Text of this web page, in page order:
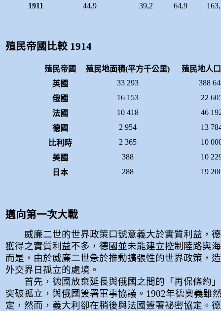
1911 44,9 39,2 64,9
殖民帝國比較 1914
殖民帝國 殖民地面積(平方千公里)
殖民地人
英國
33 293
388
俄國
16 153
22
法國
10 418
46
德國
2 954
13
比利時
2 365
10
美國
388
10
日本
288 19
邁向第一次大戰
威廉二世的世界政策口號意義大於實質利益，
獲得之實質利益不多，德國並未能建立控制陸路與
而是，由於威廉二世急於推動擴張性的世界政策，
外交界日孤立的處境。
首先，德國放棄延長與俄國之間的「再保條約
突破孤立，與俄國簽署軍事協議。1902年德奧義雖
定，然而，義大利卻在稍後與法國簽署祕密協定。